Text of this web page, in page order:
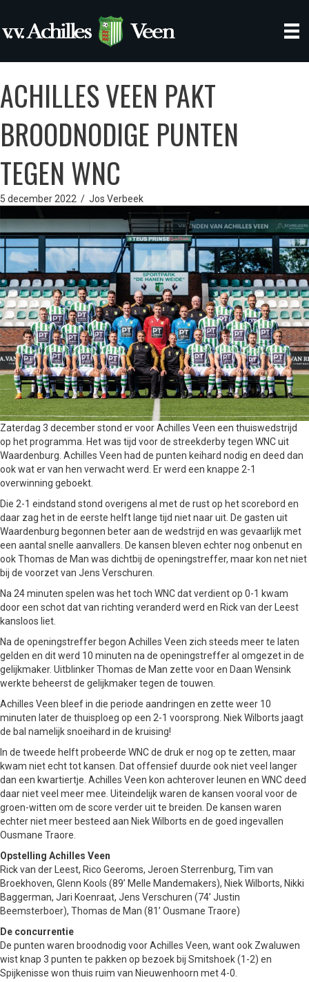
ACHILLES VEEN PAKT
BROODNODIGE PUNTEN
TEGEN WNC
5 december 2022 / Jos Verbeek
Zaterdag 3 december stond er voor Achilles Veen een thuiswedstrijd
op het programma. Het was tijd voor de streekderby tegen WNC uit
Waardenburg. Achilles Veen had de punten keihard nodig en deed dan
ook wat er van hen verwacht werd. Er werd een knappe 2-1
overwinning geboekt.
Die 2-1 eindstand stond overigens al met de rust op het scorebord en
daar zag het in de eerste helft lange tijd niet naar uit. De gasten uit
Waardenburg begonnen beter aan de wedstrijd en was gevaarlijk met
een aantal snelle aanvallers. De kansen bleven echter nog onbenut en
ook Thomas de Man was dichtbij de openingstreffer, maar kon net niet
bij de voorzet van Jens Verschuren.
Na 24 minuten spelen was het toch WNC dat verdient op 0-1 kwam
door een schot dat van richting veranderd werd en Rick van der Leest
kansloos liet.
Na de openingstreffer begon Achilles Veen zich steeds meer te laten
gelden en dit werd 10 minuten na de openingstreffer al omgezet in de
gelijkmaker. Uitblinker Thomas de Man zette voor en Daan Wensink
werkte beheerst de gelijkmaker tegen de touwen.
Achilles Veen bleef in die periode aandringen en zette weer 10
minuten later de thuisploeg op een 2-1 voorsprong. Niek Wilborts jaagt
de bal namelijk snoeihard in de kruising!
In de tweede helft probeerde WNC de druk er nog op te zetten, maar
kwam niet echt tot kansen. Dat offensief duurde ook niet veel langer
dan een kwartiertje. Achilles Veen kon achterover leunen en WNC deed
daar niet veel meer mee. Uiteindelijk waren de kansen vooral voor de
groen-witten om de score verder uit te breiden. De kansen waren
echter niet meer besteed aan Niek Wilborts en de goed ingevallen
Ousmane Traore.
Opstelling Achilles Veen
Rick van der Leest, Rico Geeroms, Jeroen Sterrenburg, Tim van
Broekhoven, Glenn Kools (89’ Melle Mandemakers), Niek Wilborts, Nikki
Baggerman, Jari Koenraat, Jens Verschuren (74’ Justin
Beemsterboer), Thomas de Man (81’ Ousmane Traore)
De concurrentie
De punten waren broodnodig voor Achilles Veen, want ook Zwaluwen
wist knap 3 punten te pakken op bezoek bij Smitshoek (1-2) en
Spijkenisse won thuis ruim van Nieuwenhoorn met 4-0.